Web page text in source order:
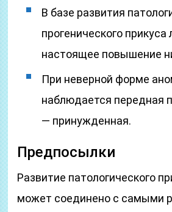
В базе развития
прогенического прикуса
настоящее повышение
При неверной форме
наблюдается передная
— принужденная.
Предпосылки
Развитие патологического
может соединено с самыми